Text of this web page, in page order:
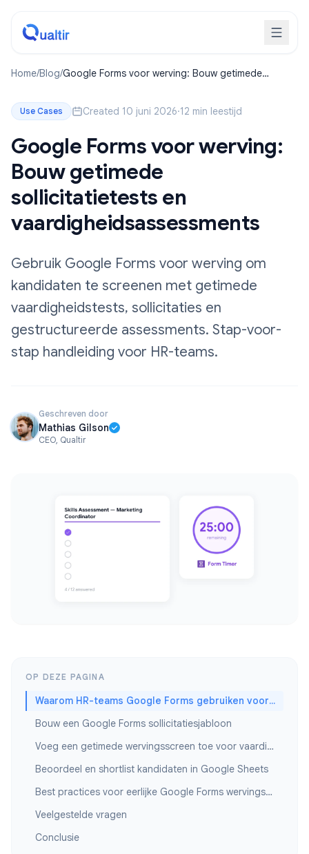
Home/Blog/Google Forms voor werving: Bouw getimede
Use Cases Created 10 juni 2026·12 min leestijd
Google Forms voor werving:
Bouw getimede
sollicitatietests en
vaardigheidsassessments
Gebruik Google Forms voor werving om
kandidaten te screenen met getimede
vaardigheidstests, sollicitaties en
gestructureerde assessments. Stap-voor-
stap handleiding voor HR-teams.
Geschreven door
Mathias Gilson
CEO, Qualtir
OP DEZE PAGINA
Waarom HR-teams Google Forms gebruiken voor werving
Bouw een Google Forms sollicitatiesjabloon
Voeg een getimede wervingsscreen toe voor vaardigheidsassessment
Beoordeel en shortlist kandidaten in Google Sheets
Best practices voor eerlijke Google Forms wervingsscreens
Veelgestelde vragen
Conclusie